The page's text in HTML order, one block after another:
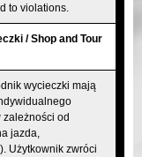
to violations.
/ Shop and Tour
wycieczki mają
zależności od
jazda,
Użytkownik zwróci